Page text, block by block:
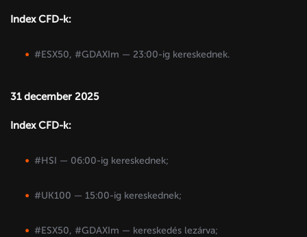
Index CFD-k:
#ESX50, #GDAXIm — 23:00-ig kereskednek.
31 december 2025
Index CFD-k:
#HSI — 06:00-ig kereskednek;
#UK100 — 15:00-ig kereskednek;
#ESX50, #GDAXIm — kereskedés lezárva;